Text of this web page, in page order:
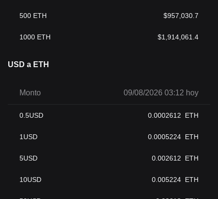
500 ETH $957,030.7
1000 ETH $1,914,061.4
USD a ETH
Monto 09/08/2026 03:12 hoy
0.5USD 0.0002612 ETH
1 USD 0.0005224 ETH
5USD 0.002612 ETH
10USD 0.005224 ETH